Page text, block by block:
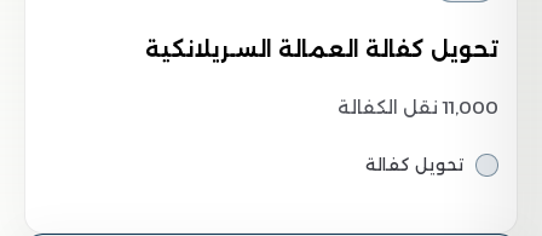
تحويل كفالة العمالة السـريلانكية
11,000 نقل الكفالة
تحويل كفالة